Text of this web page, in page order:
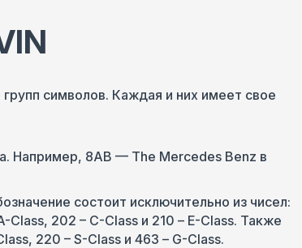
символов. Каждая и них имеет свое
Например, 8AB — The Mercedes Benz в
состоит исключительно из чисел:
Сlass, 202 – C-Сlass и 210 – E-Сlass. Также
220 – S-Сlass и 463 – G-Сlass.